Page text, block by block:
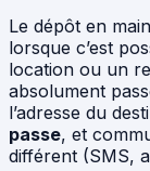
Le dépôt en
lorsque c’est
location ou un
absolument
l’adresse du
passe, et
différent (SMS,